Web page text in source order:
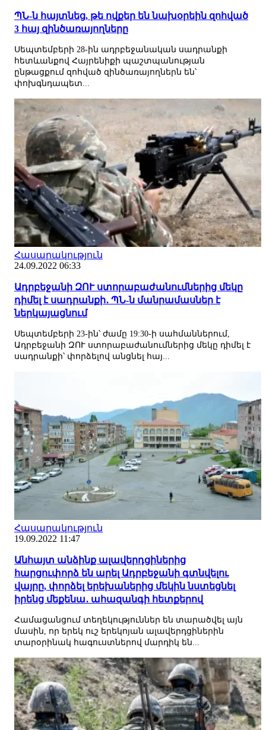
ՊՆ-ն հայտնեց, թե ովքեր են նախօրեին զոհված
3 հայ զինծառայողները
Սեպտեմբերի 28-ին ադրբեջանական սադրանքի
հետևանքով Հայրենիքի պաշտպանության
ընթացքում զոհված զինծառայողներն են՝
փոխգնդապետ...
Հասարակություն
24.09.2022 06:33
Ադրբեջանի ԶՈՒ ստորաբաժանումներից մեկը
դիմել է սադրանքի․ ՊՆ-ն մանրամասներ է
ներկայացնում
Սեպտեմբերի 23-ին՝ ժամը 19:30-ի սահմաններում,
Ադրբեջանի ԶՈՒ ստորաբաժանումներից մեկը դիմել է
սադրանքի՝ փորձելով անցնել հայ...
Հասարակություն
19.09.2022 11:47
Անհայտ անձինք ալավերդցիներից
հարցուփորձ են արել Ադրբեջանի գտնվելու
վայրը, փորձել երեխաներից մեկին նստեցնել
իրենց մեքենա․ ահազանգի հետքերով
Համացանցում տեղեկություններ են տարածվել այն
մասին, որ երեկ ուշ երեկոյան ալավերդցիներին
տարօրինակ հագուստներով մարդիկ են...